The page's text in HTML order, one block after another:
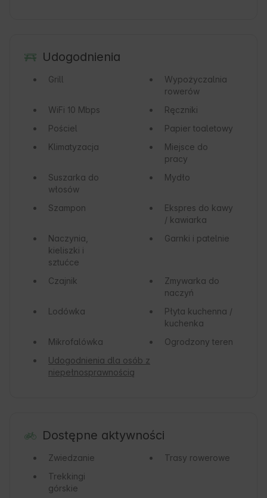
Udogodnienia
Grill
Wypożyczalnia
rowerów
WiFi 10 Mbps
Ręczniki
Pościel
Papier toaletowy
Klimatyzacja
Miejsce do
pracy
Suszarka do
włosów
Mydło
Szampon
Ekspres do kawy
/ kawiarka
Naczynia,
kieliszki i
sztućce
Garnki i patelnie
Czajnik
Zmywarka do
naczyń
Lodówka
Płyta kuchenna /
kuchenka
Mikrofalówka
Ogrodzony teren
Udogodnienia dla osób z
niepełnosprawnością
Dostępne aktywności
Zwiedzanie
Trasy rowerowe
Trekkingi
górskie